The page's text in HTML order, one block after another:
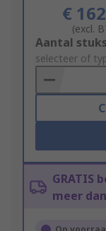
€
(excl.
Add
to
Basket
Aantal stuks
selecteer of
GRATIS
meer